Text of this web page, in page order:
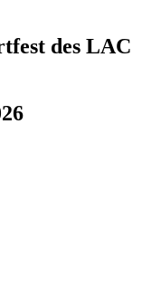
des LAC